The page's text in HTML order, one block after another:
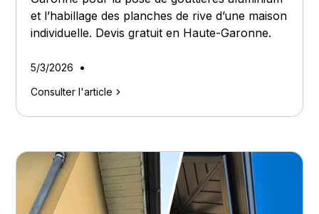
et l’habillage des planches de rive d’une maison
individuelle. Devis gratuit en Haute-Garonne.
5/3/2026 •
Consulter l'article